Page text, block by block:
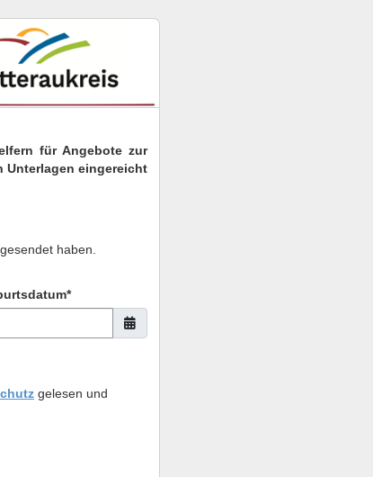
für Angebote zur
Unterlagen eingereicht
haben.
gelesen und